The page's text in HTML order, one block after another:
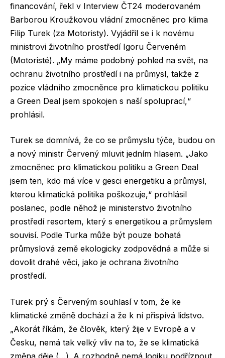
financování, řekl v Interview ČT24 moderovaném
Barborou Kroužkovou vládní zmocněnec pro klima
Filip Turek (za Motoristy). Vyjádřil se i k novému
ministrovi životního prostředí Igoru Červeném
(Motoristé). „My máme podobný pohled na svět, na
ochranu životního prostředí i na průmysl, takže z
pozice vládního zmocněnce pro klimatickou politiku
a Green Deal jsem spokojen s naší spoluprací,“
prohlásil.
Turek se domnívá, že co se průmyslu týče, budou on
a nový ministr Červený mluvit jedním hlasem. „Jako
zmocněnec pro klimatickou politiku a Green Deal
jsem ten, kdo má více v gesci energetiku a průmysl,
kterou klimatická politika poškozuje,“ prohlásil
poslanec, podle něhož je ministerstvo životního
prostředí resortem, který s energetikou a průmyslem
souvisí. Podle Turka může být pouze bohatá
průmyslová země ekologicky zodpovědná a může si
dovolit drahé věci, jako je ochrana životního
prostředí.
Turek prý s Červeným souhlasí v tom, že ke
klimatické změně dochází a že k ní přispívá lidstvo.
„Akorát říkám, že člověk, který žije v Evropě a v
Česku, nemá tak velký vliv na to, že se klimatická